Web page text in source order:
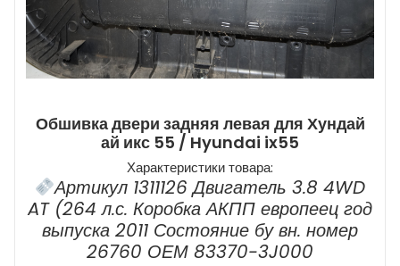
Обшивка двери задняя левая для Хундай
ай икс 55 / Hyundai ix55
Характеристики товара:
Артикул 1311126 Двигатель 3.8 4WD
AT (264 л.с. Коробка АКПП европеец год
выпуска 2011 Состояние бу вн. номер
26760 ОЕМ 83370-3J000